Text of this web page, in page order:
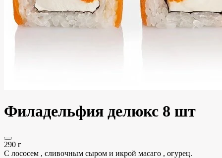
Филадельфия делюкс 8 шт
290 г
С лососем , сливочным сыром и икрой масаго , огурец.